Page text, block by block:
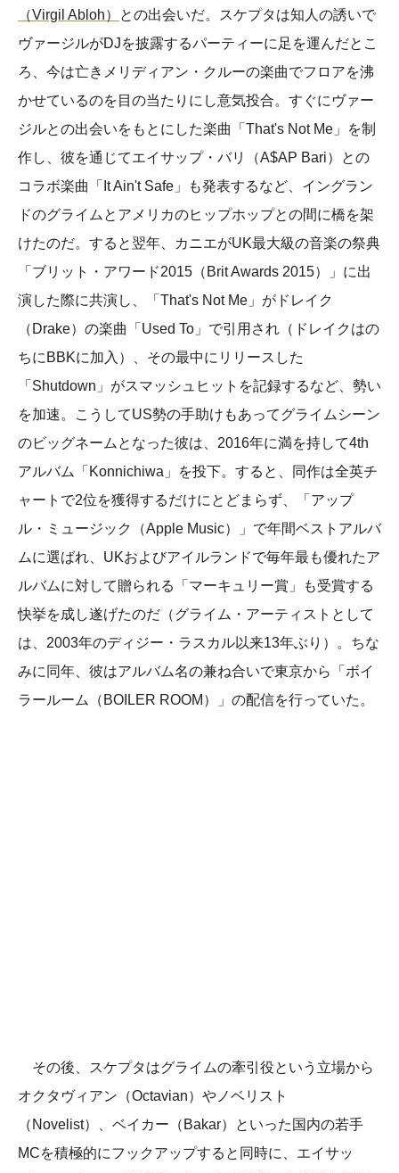
（Virgil Abloh）
との出会いだ。スケプタは知人の誘いで
ヴァージルがDJを披露するパーティーに足を運んだとこ
ろ、今は亡きメリディアン・クルーの楽曲でフロアを沸
かせているのを目の当たりにし意気投合。すぐにヴァー
ジルとの出会いをもとにした楽曲「That's Not Me」を制
作し、彼を通じてエイサップ・バリ（A$AP Bari）との
コラボ楽曲「It Ain't Safe」も発表するなど、イングラン
ドのグライムとアメリカのヒップホップとの間に橋を架
けたのだ。すると翌年、カニエがUK最大級の音楽の祭典
「ブリット・アワード2015（Brit Awards 2015）」に出
演した際に共演し、「That's Not Me」がドレイク
（Drake）の楽曲「Used To」で引用され（ドレイクはの
ちにBBKに加入）、その最中にリリースした
「Shutdown」がスマッシュヒットを記録するなど、勢い
を加速。こうしてUS勢の手助けもあってグライムシーン
のビッグネームとなった彼は、2016年に満を持して4th
アルバム「Konnichiwa」を投下。すると、同作は全英チ
ャートで2位を獲得するだけにとどまらず、「アップ
ル・ミュージック（Apple Music）」で年間ベストアルバ
ムに選ばれ、UKおよびアイルランドで毎年最も優れたア
ルバムに対して贈られる「マーキュリー賞」も受賞する
快挙を成し遂げたのだ（グライム・アーティストとして
は、2003年のディジー・ラスカル以来13年ぶり）。ちな
みに同年、彼はアルバム名の兼ね合いで東京から「ボイ
ラールーム（BOILER ROOM）」の配信を行っていた。
その後、スケプタはグライムの牽引役という立場から
オクタヴィアン（Octavian）やノベリスト
（Novelist）、ベイカー（Bakar）といった国内の若手
MCを積極的にフックアップすると同時に、エイサッ